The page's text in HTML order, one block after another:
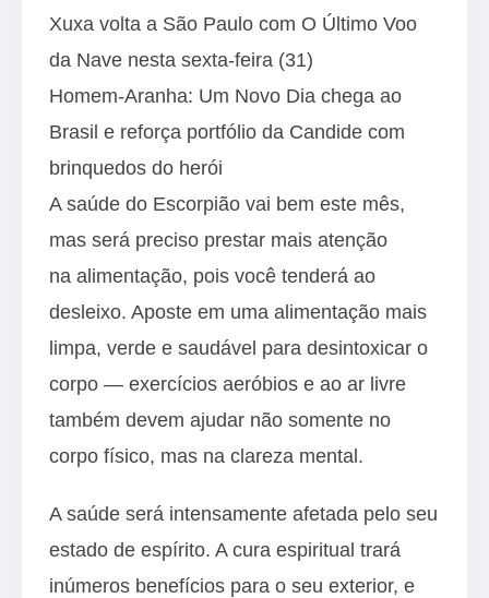
Xuxa volta a São Paulo com O Último Voo
da Nave nesta sexta-feira (31)
Homem-Aranha: Um Novo Dia chega ao
Brasil e reforça portfólio da Candide com
brinquedos do herói
A saúde do Escorpião vai bem este mês,
mas será preciso prestar mais atenção
na alimentação, pois você tenderá ao
desleixo. Aposte em uma alimentação mais
limpa, verde e saudável para desintoxicar o
corpo — exercícios aeróbios e ao ar livre
também devem ajudar não somente no
corpo físico, mas na clareza mental.
A saúde será intensamente afetada pelo seu
estado de espírito. A cura espiritual trará
inúmeros benefícios para o seu exterior, e